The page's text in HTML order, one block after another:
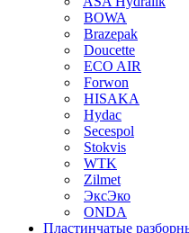
BOWA
Brazepak
Doucette
ECO AIR
Forwon
HISAKA
Hydac
Secespol
Stokvis
WTK
Zilmet
ЭксЭко
ONDA
Пластинчатые